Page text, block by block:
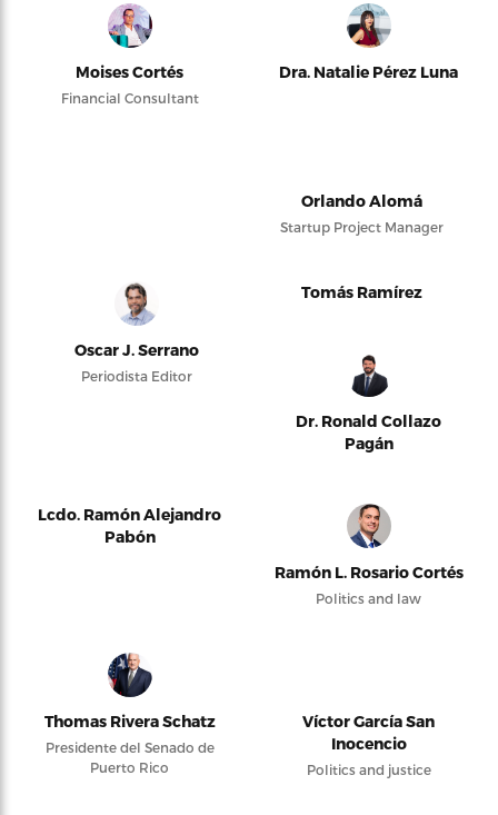
Moises Cortés
Financial Consultant
Dra. Natalie Pérez Luna
Orlando Alomá
Startup Project Manager
Oscar J. Serrano
Periodista Editor
Tomás Ramírez
Dr. Ronald Collazo
Pagán
Lcdo. Ramón Alejandro
Pabón
Ramón L. Rosario Cortés
Politics and law
Thomas Rivera Schatz
Presidente del Senado de
Puerto Rico
Víctor García San
Inocencio
Politics and justice